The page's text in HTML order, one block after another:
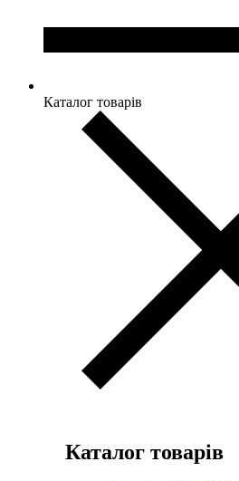
Каталог товарів
Каталог товарів